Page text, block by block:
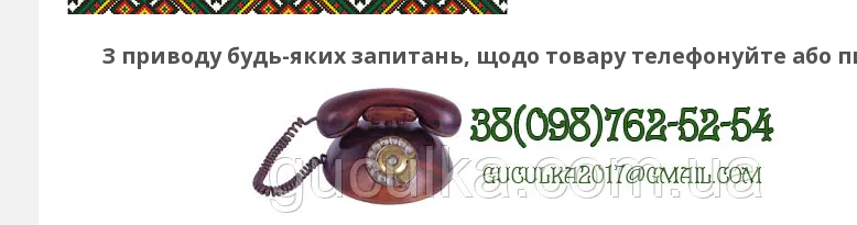
З приводу будь-яких запитань, щодо товару телефонуйте або